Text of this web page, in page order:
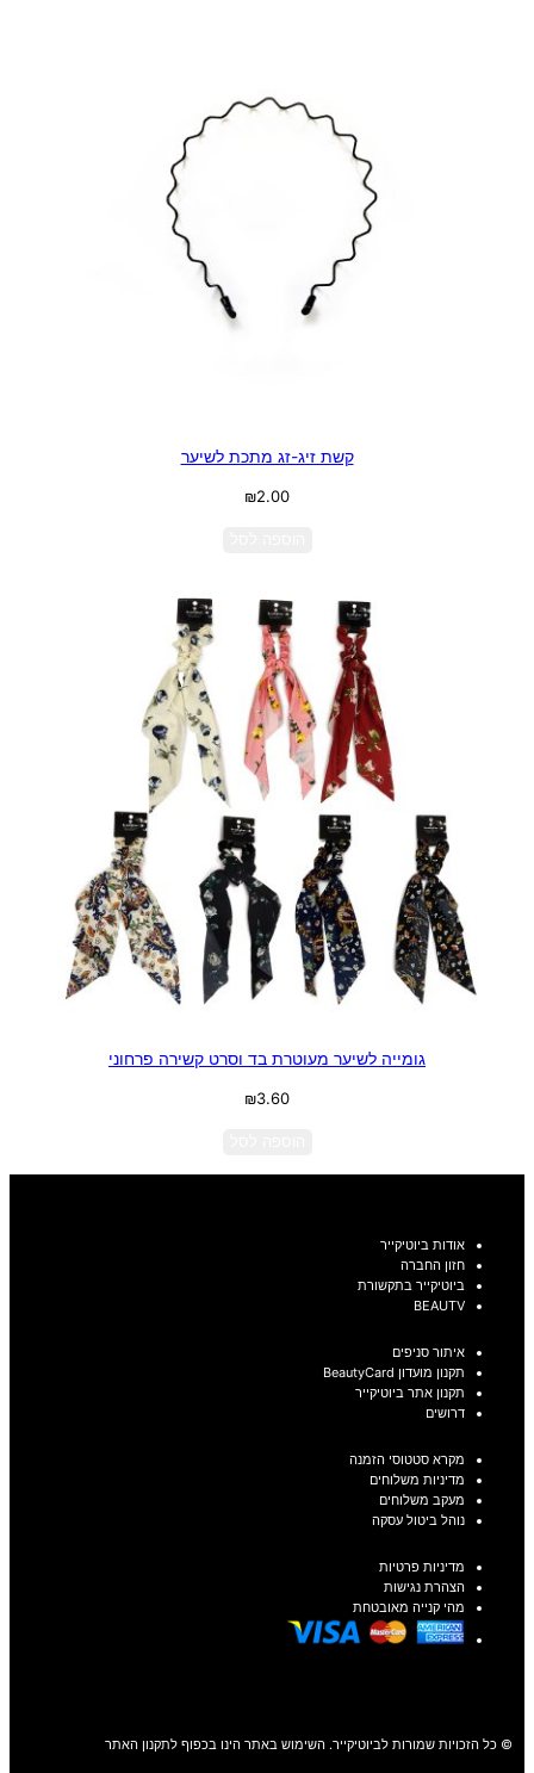
קשת זיג-זג מתכת לשיער
₪2.00
גומייה לשיער מעוטרת בד וסרט קשירה פרחוני
₪3.60
אודות ביוטיקייר
חזון החברה
ביוטיקייר בתקשורת
BEAUTV
איתור סניפים
תקנון מועדון BeautyCard
תקנון אתר ביוטיקייר
דרושים
מקרא סטטוסי הזמנה
מדיניות משלוחים
מעקב משלוחים
נוהל ביטול עסקה
מדיניות פרטיות
הצהרת נגישות
מהי קנייה מאובטחת
© כל הזכויות שמורות לביוטיקייר. השימוש באתר הינו בכפוף לתקנון האתר